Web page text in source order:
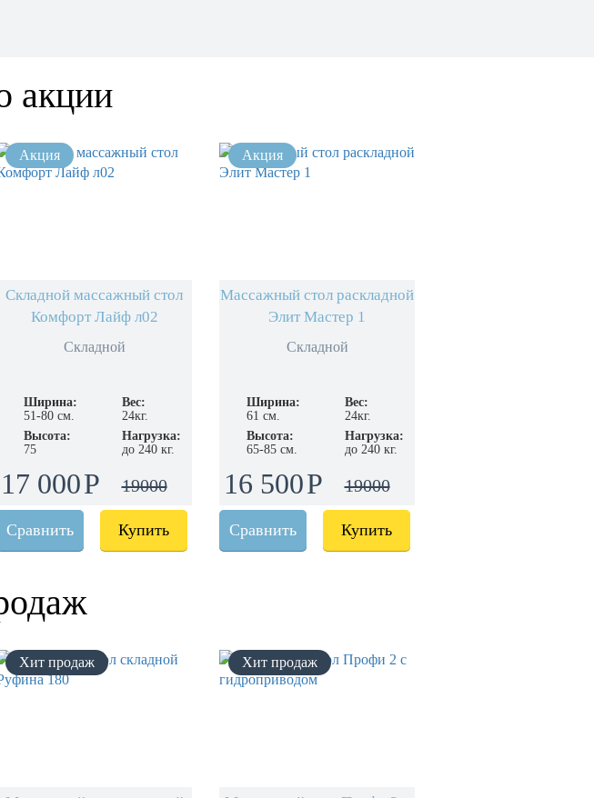
акции
Складной массажный стол
Комфорт Лайф л02
Складной
Ширина:
51-80 см.
Вес:
24кг.
Высота:
75
Нагрузка:
до 240 кг.
17 000 19000
Сравнить Купить
Массажный стол раскладной
Элит Мастер 1
Складной
Ширина:
61 см.
Вес:
24кг.
Высота:
65-85 см.
Нагрузка:
до 240 кг.
16 500 19000
Сравнить Купить